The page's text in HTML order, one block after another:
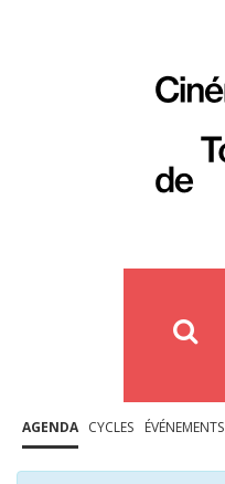
AGENDA CYCLES ÉVÉNEMENTS